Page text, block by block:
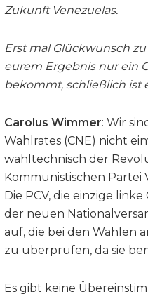
Zukunft Venezuelas.
Erst mal Glückwunsch
eurem Ergebnis nur ein
bekommt, schließlich ist
Carolus Wimmer: Wir
Wahlrates (CNE) nicht
wahltechnisch der
Kommunistischen Partei
Die PCV, die einzige
der neuen
auf, die bei den Wahlen
zu überprüfen, da sie
Es gibt keine